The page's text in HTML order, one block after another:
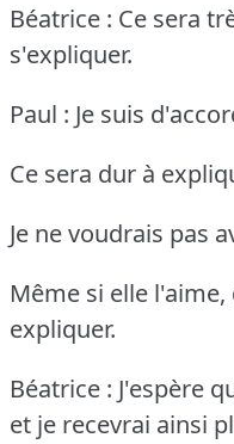
Béatrice : Ce sera
s'expliquer.
Paul : Je suis
Ce sera dur à
Je ne voudrais pas
Même si elle
expliquer.
Béatrice : J'espère
et je recevrai ainsi